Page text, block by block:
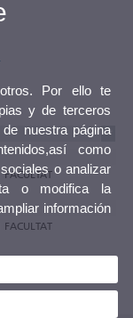
de València
Por ello te
y de terceros
nuestra página
como
o analizar
o modifica la
información